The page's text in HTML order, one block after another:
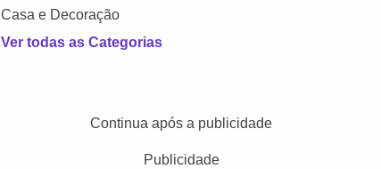
Casa e Decoração
Ver todas as Categorias
Continua após a publicidade
Publicidade